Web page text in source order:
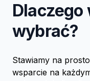
Dlaczego
wybrać?
Stawiamy na
wsparcie na